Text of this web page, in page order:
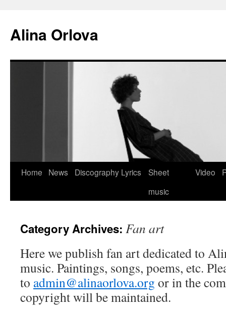
Alina Orlova
Home News Discography Lyrics
Sheet
music
Video
Category Archives: Fan art
Here we publish fan art dedicated to
music. Paintings, songs, poems, etc.
to admin@alinaorlova.org or in the
copyright will be maintained.